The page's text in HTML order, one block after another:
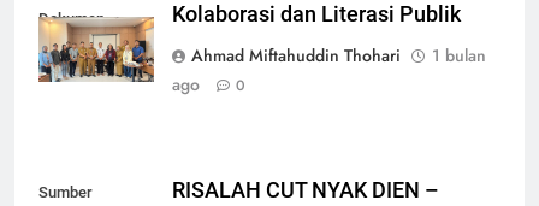
Dokumen
Pribadi
Kolaborasi dan Literasi Publik
Ahmad Miftahuddin Thohari
1 bulan
ago
0
Sumber
RISALAH CUT NYAK DIEN –